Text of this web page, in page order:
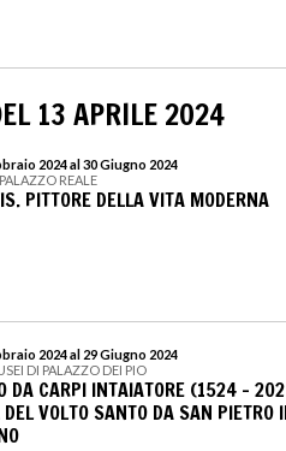
13 APRILE 2024
2024 al 30 Giugno 2024
REALE
PITTORE DELLA VITA MODERNA
2024 al 29 Giugno 2024
DI PALAZZO DEI PIO
DA CARPI INTAIATORE (1524 -
VOLTO SANTO DA SAN PIETRO